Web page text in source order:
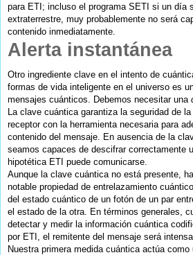
para ETI; incluso el programa SETI si un día
extraterrestre, muy probablemente no será
contenido inmediatamente.
Alerta instantánea
Otro ingrediente clave en el intento de
formas de vida inteligente en el universo es
mensajes cuánticos. Debemos necesitar una
La clave cuántica garantiza la seguridad de
receptor con la herramienta necesaria para
contenido del mensaje. En ausencia de la
seamos capaces de descifrar correctamente
hipotética ETI puede comunicarse.
Aunque la clave cuántica no está presente,
notable propiedad de entrelazamiento
del estado cuántico de un fotón de un par
el estado de la otra. En términos generales,
detectar y medir la información cuántica
por ETI, el remitente del mensaje será
Nuestra primera medida cuántica actúa como